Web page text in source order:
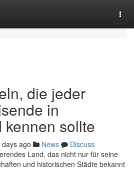
die jeder
in
kennen sollte
ago News
Discuss
Land, das nicht nur für seine
und historischen Städte bekannt